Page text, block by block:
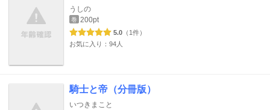
うしの
巻 200pt
5.0 （1件）
お気に入り：94人
騎士と帝（分冊版）
いつきまこと